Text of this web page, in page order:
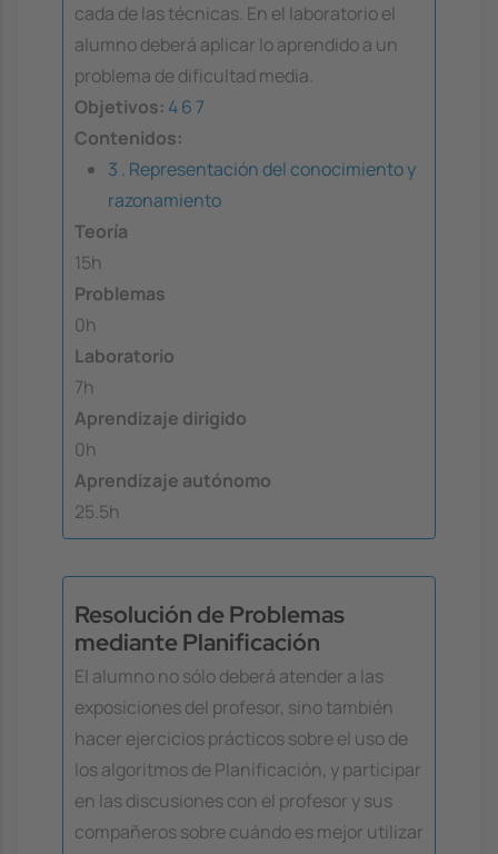
cada de las técnicas. En el laboratorio el
alumno deberá aplicar lo aprendido a un
problema de dificultad media.
Objetivos: 46 7
Contenidos:
3 . Representación del conocimiento y
razonamiento
Teoría
15h
Problemas
0h
Laboratorio
7h
Aprendizaje dirigido
0h
Aprendizaje autónomo
25.5h
Resolución de Problemas
mediante Planificación
El alumno no sólo deberá atender a las
exposiciones del profesor, sino también
hacer ejercicios prácticos sobre el uso de
los algoritmos de Planificación, y participar
en las discusiones con el profesor y sus
compañeros sobre cuándo es mejor utilizar